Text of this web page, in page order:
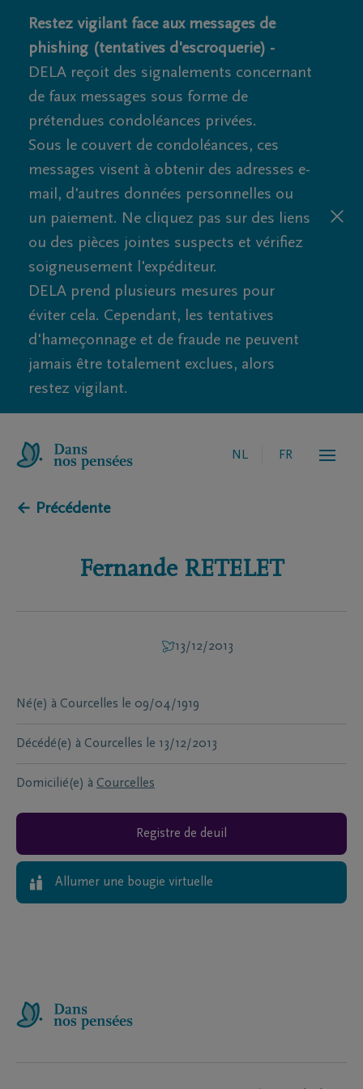
Restez vigilant face aux messages de
phishing (tentatives d'escroquerie) -
DELA reçoit des signalements concernant
de faux messages sous forme de
prétendues condoléances privées.
Sous le couvert de condoléances, ces
messages visent à obtenir des adresses e-
mail, d'autres données personnelles ou
un paiement. Ne cliquez pas sur des liens
ou des pièces jointes suspects et vérifiez
soigneusement l'expéditeur.
DELA prend plusieurs mesures pour
éviter cela. Cependant, les tentatives
d'hameçonnage et de fraude ne peuvent
jamais être totalement exclues, alors
restez vigilant.
NL FR
← Précédente
Fernande RETELET
13/12/2013
Né(e) à Courcelles le 09/04/1919
Décédé(e) à Courcelles le 13/12/2013
Domicilié(e) à Courcelles
Registre de deuil
Allumer une bougie virtuelle